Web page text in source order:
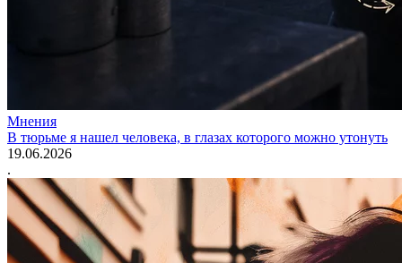
Мнения
В тюрьме я нашел человека, в глазах которого можно утонуть
19.06.2026
.